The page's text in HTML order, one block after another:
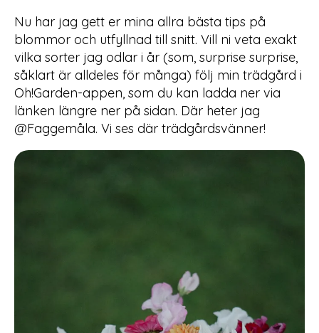
Nu har jag gett er mina allra bästa tips på
blommor och utfyllnad till snitt. Vill ni veta exakt
vilka sorter jag odlar i år (som, surprise surprise,
såklart är alldeles för många) följ min trädgård i
Oh!Garden-appen, som du kan ladda ner via
länken längre ner på sidan. Där heter jag
@Faggemåla. Vi ses där trädgårdsvänner!